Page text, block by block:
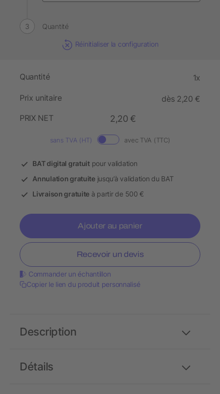
Quantité
Réinitialiser la configuration
Quantité 1x
Prix unitaire
dès 2,20 €
PRIX NET
2,20 €
sans TVA (HT) avec TVA (TTC)
BAT digital gratuitpour validation
Annulation gratuitejusqu’à validation du BAT
Livraison gratuite à partir de 500 €
Ajouter au panier
Recevoir un devis
Commander un échantillon
Copier le lien du produit personnalisé
Détails
Description